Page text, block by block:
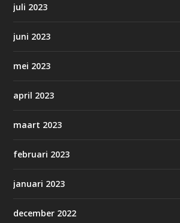
juli 2023
juni 2023
mei 2023
april 2023
maart 2023
februari 2023
januari 2023
december 2022